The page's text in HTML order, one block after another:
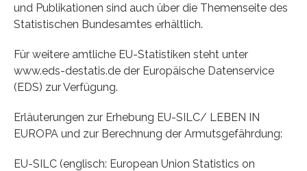
und Publikationen sind auch über die Themenseite des
Statistischen Bundesamtes erhältlich.
Für weitere amtliche EU-Statistiken steht unter
www.eds-destatis.de der Europäische Datenservice
(EDS) zur Verfügung.
Erläuterungen zur Erhebung EU-SILC/ LEBEN IN
EUROPA und zur Berechnung der Armutsgefährdung:
EU-SILC (englisch: European Union Statistics on